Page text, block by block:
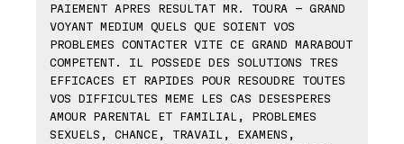
PAIEMENT APRES RESULTAT MR. TOURA - GRAND
VOYANT MEDIUM QUELS QUE SOIENT VOS
PROBLEMES CONTACTER VITE CE GRAND MARABOUT
COMPETENT. IL POSSEDE DES SOLUTIONS TRES
EFFICACES ET RAPIDES POUR RESOUDRE TOUTES
VOS DIFFICULTES MEME LES CAS DESESPERES
AMOUR PARENTAL ET FAMILIAL, PROBLEMES
SEXUELS, CHANCE, TRAVAIL, EXAMENS,